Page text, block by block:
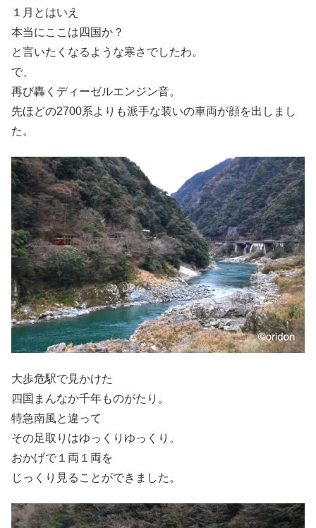
１月とはいえ
本当にここは四国か？
と言いたくなるような寒さでしたわ。
で、
再び轟くディーゼルエンジン音。
先ほどの2700系よりも派手な装いの車両が顔を出しまし
た。
大歩危駅で見かけた
四国まんなか千年ものがたり。
特急南風と違って
その足取りはゆっくりゆっくり。
おかげで１両１両を
じっくり見ることができました。